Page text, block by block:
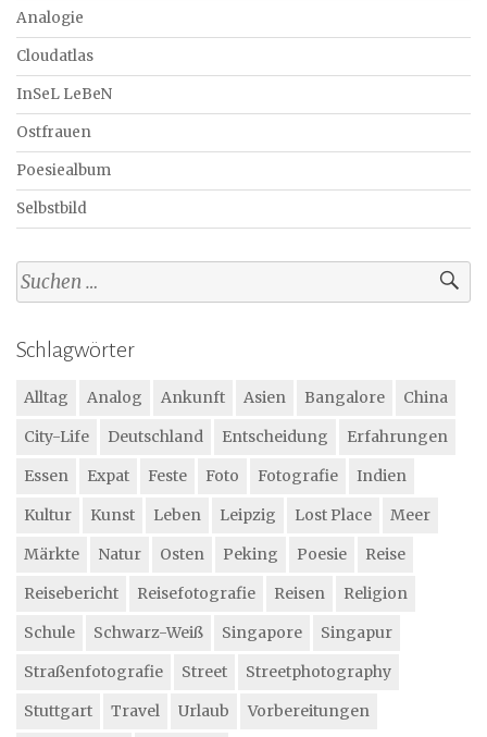
Analogie
Cloudatlas
InSeL LeBeN
Ostfrauen
Poesiealbum
Selbstbild
Suchen
nach:
Schlagwörter
Alltag Analog Ankunft Asien Bangalore
China
City-Life
Deutschland Entscheidung
Erfahrungen
Essen
Expat Feste Foto Fotografie
Indien
Kultur
Kunst Leben Leipzig Lost Place
Meer
Märkte
Natur Osten Peking Poesie
Reise
Reisebericht
Reisefotografie Reisen
Religion
Schule
Schwarz-Weiß Singapore
Singapur
Straßenfotografie
Street
Streetphotography
Stuttgart
Travel Urlaub Vorbereitungen